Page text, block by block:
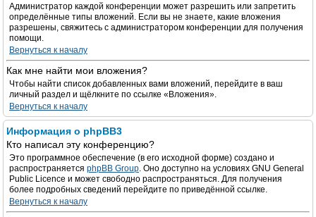
Администратор каждой конференции может разрешить или запретить
определённые типы вложений. Если вы не знаете, какие вложения
разрешены, свяжитесь с администратором конференции для получения
помощи.
Вернуться к началу
Как мне найти мои вложения?
Чтобы найти список добавленных вами вложений, перейдите в ваш
личный раздел и щёлкните по ссылке «Вложения».
Вернуться к началу
Информация о phpBB3
Кто написал эту конференцию?
Это программное обеспечение (в его исходной форме) создано и
распространяется phpBB Group. Оно доступно на условиях GNU General
Public Licence и может свободно распространяться. Для получения
более подробных сведений перейдите по приведённой ссылке.
Вернуться к началу